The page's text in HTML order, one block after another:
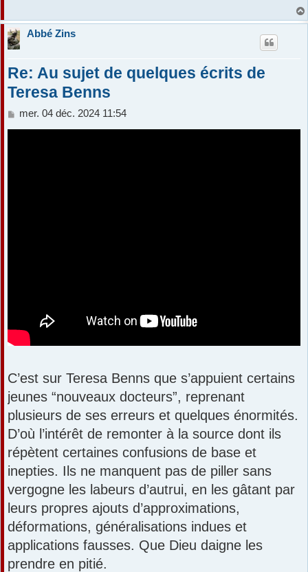
Abbé Zins
Re: Au sujet de quelques écrits de
Teresa Benns
M
mer. 04 déc. 2024 11:54
C’est sur Teresa Benns que s’appuient certains
jeunes “nouveaux docteurs”, reprenant
plusieurs de ses erreurs et quelques énormités.
D’où l’intérêt de remonter à la source dont ils
répètent certaines confusions de base et
inepties. Ils ne manquent pas de piller sans
vergogne les labeurs d’autrui, en les gâtant par
leurs propres ajouts d’approximations,
déformations, généralisations indues et
applications fausses. Que Dieu daigne les
prendre en pitié.